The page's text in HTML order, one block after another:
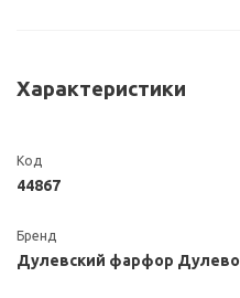
Характеристики
Код
44867
Бренд
Дулевский фарфор Дулево